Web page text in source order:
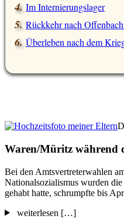
Im Internierungslager
Rückkehr nach
Überleben nach dem
Waren/Müritz während
Bei den Amtsvertreterwahlen
Nationalsozialismus wurden
gehabt hatte, schrumpfte bis
weiterlesen […]